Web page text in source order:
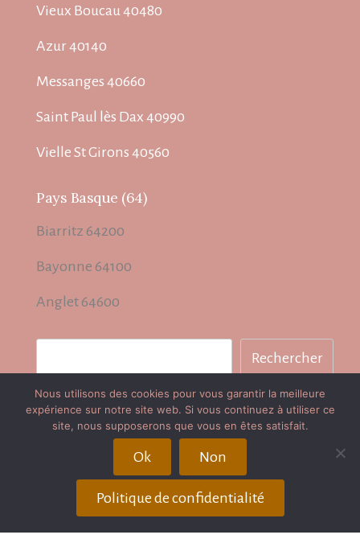
Vieux Boucau 40480
Azur 40140
Messanges 40660
Saint Paul lès Dax 40990
Vielle St Girons 40560
Pays Basque (64)
Biarritz 64200
Bayonne 64100
Anglet 64600
Rechercher
Plan du site
Publication / Récompenses
Avis client
Partenaires
Nous utilisons des cookies pour vous garantir la meilleure
expérience sur notre site web. Si vous continuez à utiliser ce
site, nous supposerons que vous en êtes satisfait.
Ok Non
Politique de confidentialité